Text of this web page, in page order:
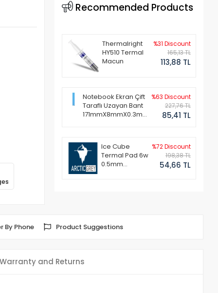
Recommended Products
Thermalright
HY510 Termal
Macun
%31 Discount
165,13 TL
113,88 TL
Notebook Ekran Çift
Taraflı Uzayan Bant
171mmX8mmX0.3mm
%63 Discount
227,76 TL
85,41 TL
Ice Cube
Termal Pad 6w
0.5mm
%72 Discount
198,38 TL
54,66 TL
By Phone Product Suggestions
Warranty and Returns